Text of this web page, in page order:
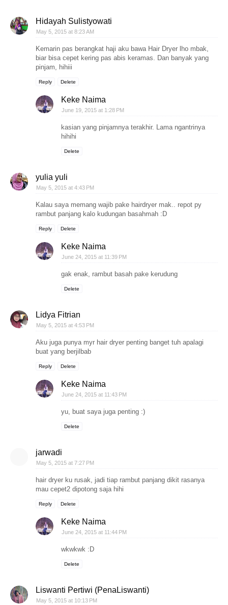
Hidayah Sulistyowati
May 5, 2015 at 8:23 AM
Kemarin pas berangkat haji aku bawa Hair Dryer lho mbak,
biar bisa cepet kering pas abis keramas. Dan banyak yang
pinjam, hihiii
Reply Delete
Keke Naima
June 19, 2015 at 1:28 PM
kasian yang pinjamnya terakhir. Lama ngantrinya
hihihi
Delete
yulia yuli
May 5, 2015 at 4:43 PM
Kalau saya memang wajib pake hairdryer mak.. repot py
rambut panjang kalo kudungan basahmah :D
Reply Delete
Keke Naima
June 24, 2015 at 11:39 PM
gak enak, rambut basah pake kerudung
Delete
Lidya Fitrian
May 5, 2015 at 4:53 PM
Aku juga punya myr hair dryer penting banget tuh apalagi
buat yang berjilbab
Reply Delete
Keke Naima
June 24, 2015 at 11:43 PM
yu, buat saya juga penting :)
Delete
jarwadi
May 5, 2015 at 7:27 PM
hair dryer ku rusak, jadi tiap rambut panjang dikit rasanya
mau cepet2 dipotong saja hihi
Reply Delete
Keke Naima
June 24, 2015 at 11:44 PM
wkwkwk :D
Delete
Liswanti Pertiwi (PenaLiswanti)
May 5, 2015 at 10:13 PM